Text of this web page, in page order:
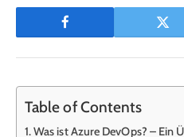
Table of Contents
Was ist Azure DevOps? – Ein